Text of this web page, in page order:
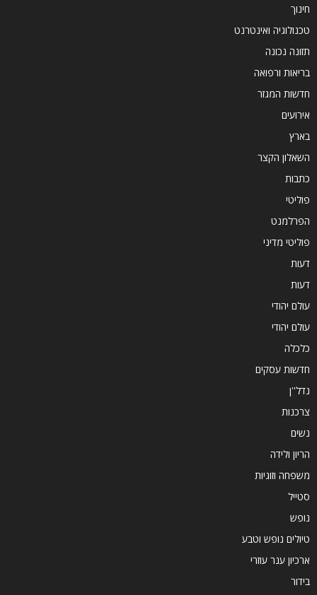
חינוך
טכנולוגיה ואינטרנט
תזונה נכונה
בריאות ורפואה
חדשות המגזר
אירועים
בארץ
השאלון הקצר
כתבות
פוליטי
הפרלמנט
פוליטי מדיני
דעות
דעות
עולם יהודי
עולם יהודי
כלכלה
חדשות עסקים
נדל''ן
צרכנות
נשים
הריון ולידה
משפחה וזוגיות
סטייל
נופש
טיולים נופש וטבע
ארכיון ענר עוזרי
בידור